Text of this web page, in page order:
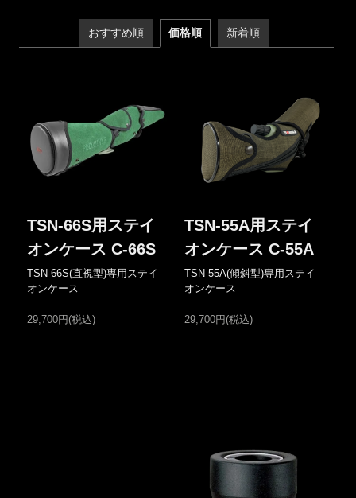
おすすめ順 価格順 新着順
TSN-66S用ステイ
オンケース C-66S
TSN-66S(直視型)専用ステイ
オンケース
29,700円(税込)
TSN-55A用ステイ
オンケース C-55A
TSN-55A(傾斜型)専用ステイ
オンケース
29,700円(税込)